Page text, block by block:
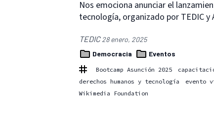
Nos emociona anunciar el
tecnología, organizado por TEDIC
TEDIC28 enero, 2025
Democracia
Eventos
Bootcamp Asunción 2025
derechos humanos y tecnología
evento
Wikimedia Foundation